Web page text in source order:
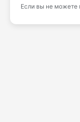
Если вы не можете